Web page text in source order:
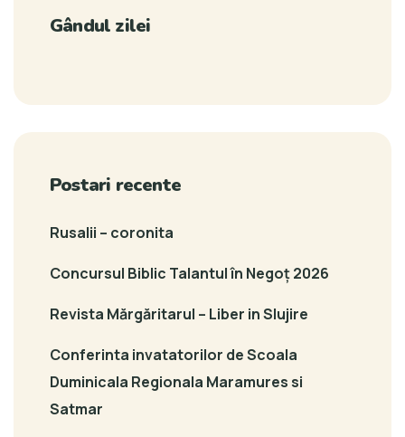
Gândul zilei
Postari recente
Rusalii – coronita
Concursul Biblic Talantul în Negoț 2026
Revista Mărgăritarul – Liber in Slujire
Conferinta invatatorilor de Scoala
Duminicala Regionala Maramures si
Satmar